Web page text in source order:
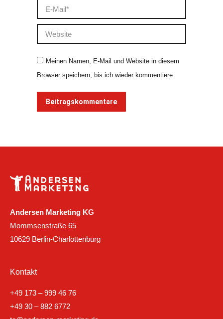
E-Mail *
Website
Meinen Namen, E-Mail und Website in diesem
Browser speichern, bis ich wieder kommentiere.
Beitragskommentare
Andersen Marketing KG
Mommsenstraße 65
10629 Berlin-Charlottenburg
Kontakt
+49 173 – 999 46 76
+49 30 – 882 6772